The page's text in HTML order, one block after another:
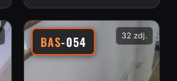
BAS-054 32 zdj.